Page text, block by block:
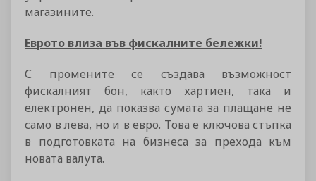
магазините.
Еврото влиза във фискалните бележки!
С промените се създава възможност
фискалният бон, както хартиен, така и
електронен, да показва сумата за плащане не
само в лева, но и в евро. Това е ключова стъпка
в подготовката на бизнеса за прехода към
новата валута.